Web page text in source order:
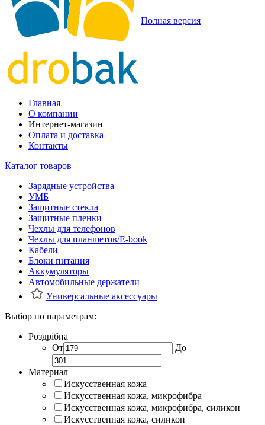
Полная версия
Главная
О компании
Интернет-магазин
Оплата и доставка
Контакты
Каталог товаров
Зарядные устройства
УМБ
Защитные стекла
Защитные пленки
Чехлы для телефонов
Чехлы для планшетов/E-book
Кабели
Блоки питания
Аккумуляторы
Автомобильные держатели
Универсальные аксессуары
Выбор по параметрам:
Роздрібна
От
До
Материал
Искусственная кожа
Искусственная кожа, микрофибра
Искусственная кожа, микрофибра, силикон
Искусственная кожа, силикон